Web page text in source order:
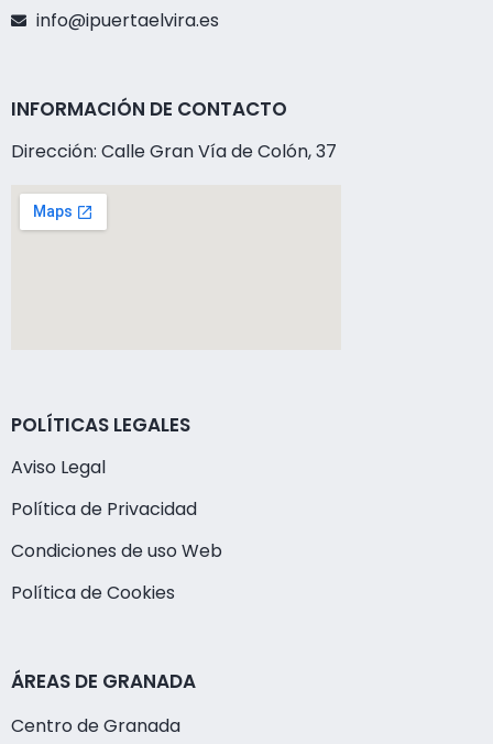
info@ipuertaelvira.es
INFORMACIÓN DE CONTACTO
Dirección: Calle Gran Vía de Colón, 37
POLÍTICAS LEGALES
Aviso Legal
Política de Privacidad
Condiciones de uso Web
Política de Cookies
ÁREAS DE GRANADA
Centro de Granada